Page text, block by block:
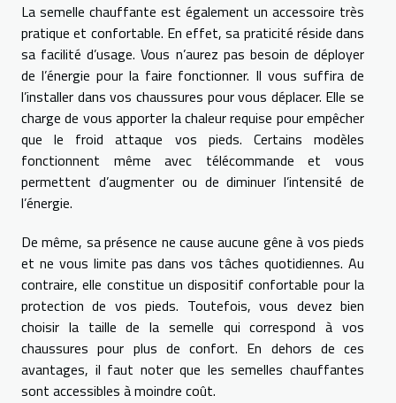
La semelle chauffante est également un accessoire très
pratique et confortable. En effet, sa praticité réside dans
sa facilité d’usage. Vous n’aurez pas besoin de déployer
de l’énergie pour la faire fonctionner. Il vous suffira de
l’installer dans vos chaussures pour vous déplacer. Elle se
charge de vous apporter la chaleur requise pour empêcher
que le froid attaque vos pieds. Certains modèles
fonctionnent même avec télécommande et vous
permettent d’augmenter ou de diminuer l’intensité de
l’énergie.
De même, sa présence ne cause aucune gêne à vos pieds
et ne vous limite pas dans vos tâches quotidiennes. Au
contraire, elle constitue un dispositif confortable pour la
protection de vos pieds. Toutefois, vous devez bien
choisir la taille de la semelle qui correspond à vos
chaussures pour plus de confort. En dehors de ces
avantages, il faut noter que les semelles chauffantes
sont accessibles à moindre coût.